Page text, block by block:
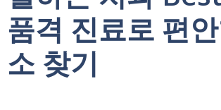
품격 진료로 편
소 찾기